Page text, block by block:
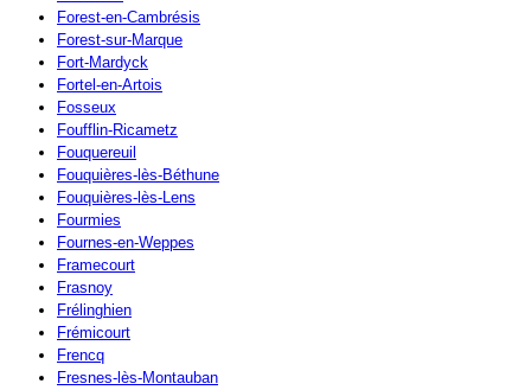
Forest-en-Cambrésis
Forest-sur-Marque
Fort-Mardyck
Fortel-en-Artois
Fosseux
Foufflin-Ricametz
Fouquereuil
Fouquières-lès-Béthune
Fouquières-lès-Lens
Fourmies
Fournes-en-Weppes
Framecourt
Frasnoy
Frélinghien
Frémicourt
Frencq
Fresnes-lès-Montauban